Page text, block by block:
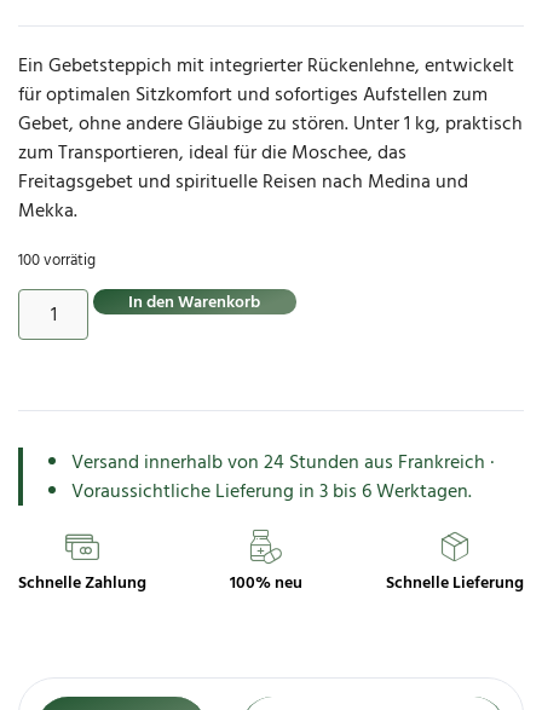
Ein Gebetsteppich mit integrierter Rückenlehne, entwickelt
für optimalen Sitzkomfort und sofortiges Aufstellen zum
Gebet, ohne andere Gläubige zu stören. Unter 1 kg, praktisch
zum Transportieren, ideal für die Moschee, das
Freitagsgebet und spirituelle Reisen nach Medina und
Mekka.
100 vorrätig
In den Warenkorb
Versand innerhalb von 24 Stunden aus Frankreich ·
Voraussichtliche Lieferung in 3 bis 6 Werktagen.
Schnelle Zahlung 100% neu Schnelle Lieferung